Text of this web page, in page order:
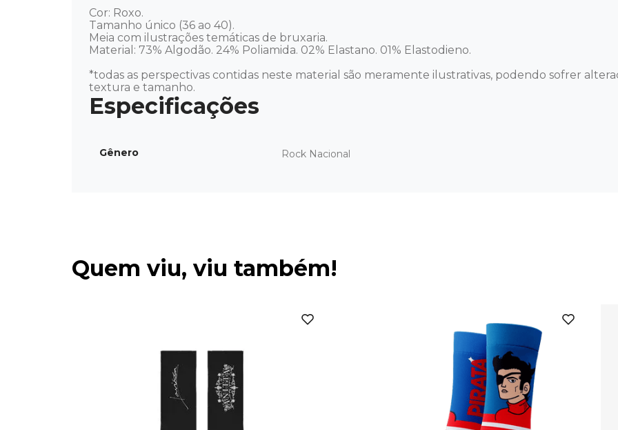
Cor: Roxo.
Tamanho único (36 ao 40).
Meia com ilustrações temáticas de bruxaria.
Material: 73% Algodão. 24% Poliamida. 02% Elastano. 01% Elastodieno.
*todas as perspectivas contidas neste material são meramente ilustrativas, podendo sofrer
textura e tamanho.
Gênero Rock Nacional
Quem viu, viu também!